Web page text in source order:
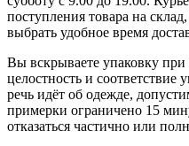
поступления товара на
выбрать удобное время
Вы вскрываете упаковку при
целостность и соответствие
речь идёт об одежде,
примерки ограничено 15
отказаться частично или